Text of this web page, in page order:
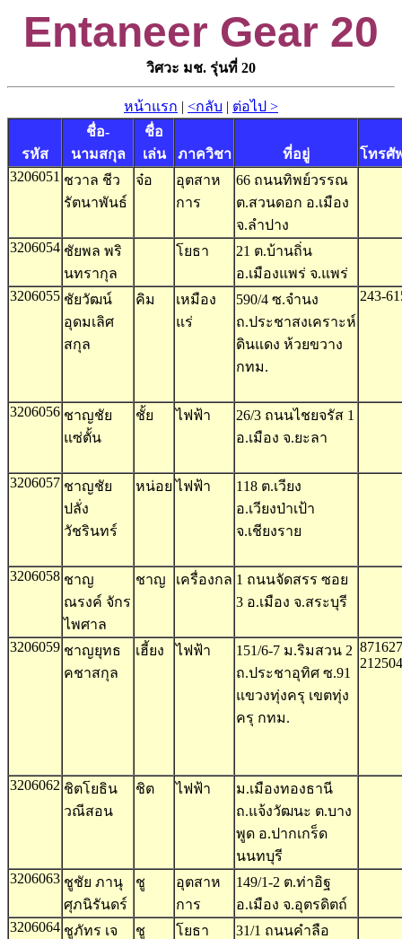
Entaneer Gear 20
วิศวะ มช. รุ่นที่ 20
หน้าแรก | <กลับ | ต่อไป >
รหัส
ชื่อ-
นามสกุล
ชื่อ
เล่น
ภาควิชา ที่อยู่
โทรศั
3206051 ชวาล ชีว
รัตนาพันธ์
จ๋อ
อุตสาห
การ
66 ถนนทิพย์วรรณ
ต.สวนดอก อ.เมือง
จ.ลำปาง
3206054 ชัยพล พริ
นทรากุล
โยธา
21 ต.บ้านถิ่น
อ.เมืองแพร่ จ.แพร่
3206055 ชัยวัฒน์
อุดมเลิศ
สกุล
คิม
เหมือง
แร่
590/4 ซ.จำนง
ถ.ประชาสงเคราะห์
ดินแดง ห้วยขวาง
กทม.
243-
3206056 ชาญชัย
แซ่ตั้น
ชั้ย ไฟฟ้า
26/3 ถนนไชยจรัส 1
อ.เมือง จ.ยะลา
3206057 ชาญชัย
ปลั่ง
วัชรินทร์
หน่อย ไฟฟ้า
118 ต.เวียง
อ.เวียงป่าเป้า
จ.เชียงราย
3206058 ชาญ
ณรงค์ จักร
ไพศาล
ชาญ เครื่องกล 1 ถนนจัดสรร ซอย
3 อ.เมือง จ.สระบุรี
3206059 ชาญยุทธ
คชาสกุล
เฮี้ยง ไฟฟ้า
151/6-7 ม.ริมสวน 2
ถ.ประชาอุทิศ ซ.91
แขวงทุ่งครุ เขตทุ่ง
ครุ กทม.
3206062 ชิตโยธิน
วณีสอน
ชิต ไฟฟ้า
ม.เมืองทองธานี
ถ.แจ้งวัฒนะ ต.บาง
พูด อ.ปากเกร็ด
นนทบุรี
3206063 ชูชัย ภานุ
ศุภนิรันดร์
ชู
อุตสาห
การ
149/1-2 ต.ท่าอิฐ
อ.เมือง จ.อุตรดิตถ์
3206064 ชูภัทร เจ
ชู โยธา
31/1 ถนนคำลือ